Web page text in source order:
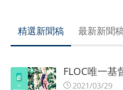
精選新聞稿 最新新聞
FLOC唯一基
2021/03/29